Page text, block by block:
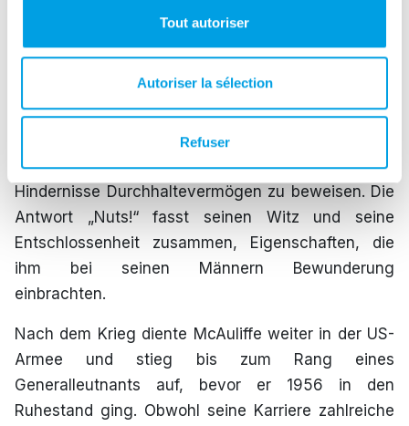
Tout autoriser
Autoriser la sélection
Refuser
Ardennenoffensive (16. Dezember 1944 bis 25.
Divisionskommandeur der 101. US-Luftlandedivision.
Seine Führungsrolle während der Belagerung von
Bastogne war nicht nur ein Beispiel für seinen
strategischen Scharfsinn, sondern auch für seine
Fähigkeit, trotz scheinbar unüberwindbarer
Hindernisse Durchhaltevermögen zu beweisen. Die
Antwort „Nuts!“ fasst seinen Witz und seine
Entschlossenheit zusammen, Eigenschaften, die
ihm bei seinen Männern Bewunderung
einbrachten.
Nach dem Krieg diente McAuliffe weiter in der US-
Armee und stieg bis zum Rang eines
Generalleutnants auf, bevor er 1956 in den
Ruhestand ging. Obwohl seine Karriere zahlreiche